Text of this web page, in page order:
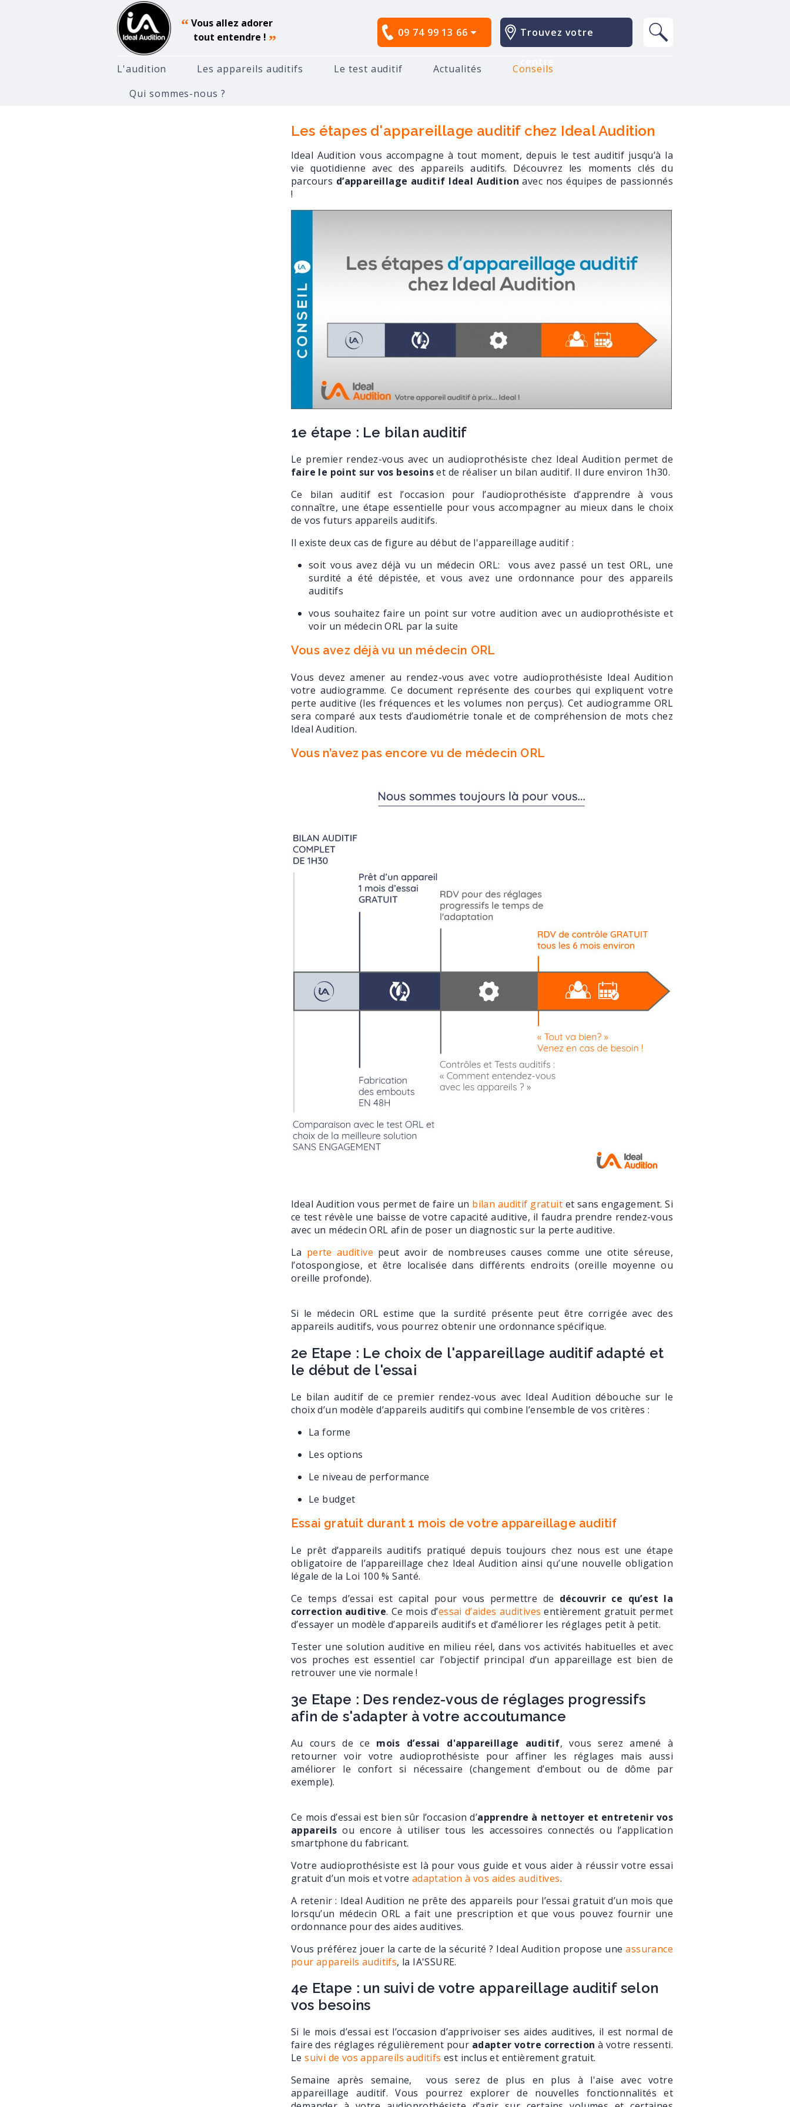
Trouvez votre
09 74 99 13 66
“Vous allez adorer
tout entendre ! ”
L'audition Les appareils auditifs Le test auditif Actualités
Conseils
Qui sommes-nous ?
Accueil Conseils pour votre audition
Les étapes d'appareillage auditif chez Ideal Audition
Ideal Audition vous accompagne à tout moment, depuis le test auditif jusqu’à la
vie quotidienne avec des appareils auditifs. Découvrez les moments clés du
parcours d’appareillage auditif Ideal Audition avec nos équipes de passionnés
!
1e étape : Le bilan auditif
Le premier rendez-vous avec un audioprothésiste chez Ideal Audition permet de
faire le point sur vos besoinset de réaliser un bilan auditif. Il dure environ 1h30.
Ce bilan auditif est l’occasion pour l’audioprothésiste d’apprendre à vous
connaître, une étape essentielle pour vous accompagner au mieux dans le choix
de vos futurs appareils auditifs.
Il existe deux cas de figure au début de l'appareillage auditif :
soit vous avez déjà vu un médecin ORL: vous avez passé un test ORL, une
surdité a été dépistée, et vous avez une ordonnance pour des appareils
auditifs
vous souhaitez faire un point sur votre audition avec un audioprothésiste et
voir un médecin ORL par la suite
Vous avez déjà vu un médecin ORL
Vous devez amener au rendez-vous avec votre audioprothésiste Ideal Audition
votre audiogramme. Ce document représente des courbes qui expliquent votre
perte auditive (les fréquences et les volumes non perçus). Cet audiogramme ORL
sera comparé aux tests d’audiométrie tonale et de compréhension de mots chez
Ideal Audition.
Vous n’avez pas encore vu de médecin ORL
Ideal Audition vous permet de faire un bilan auditif gratuitet sans engagement. Si
ce test révèle une baisse de votre capacité auditive, il faudra prendre rendez-vous
avec un médecin ORL afin de poser un diagnostic sur la perte auditive.
La perte auditive peut avoir de nombreuses causes comme une otite séreuse,
l’otospongiose, et être localisée dans différents endroits (oreille moyenne ou
oreille profonde).
Si le médecin ORL estime que la surdité présente peut être corrigée avec des
appareils auditifs, vous pourrez obtenir une ordonnance spécifique.
2e Etape : Le choix de l'appareillage auditif adapté et
le début de l'essai
Le bilan auditif de ce premier rendez-vous avec Ideal Audition débouche sur le
choix d’un modèle d’appareils auditifs qui combine l’ensemble de vos critères :
La forme
Les options
Le niveau de performance
Le budget
Essai gratuit durant 1 mois de votre appareillage auditif
Le prêt d’appareils auditifs pratiqué depuis toujours chez nous est une étape
obligatoire de l’appareillage chez Ideal Audition ainsi qu’une nouvelle obligation
légale de la Loi 100 % Santé.
Ce temps d’essai est capital pour vous permettre de découvrir ce qu’est la
correction auditive. Ce mois d’essai d’aides auditives entièrement gratuit permet
d’essayer un modèle d’appareils auditifs et d’améliorer les réglages petit à petit.
Tester une solution auditive en milieu réel, dans vos activités habituelles et avec
vos proches est essentiel car l’objectif principal d’un appareillage est bien de
retrouver une vie normale !
3e Etape : Des rendez-vous de réglages progressifs
afin de s'adapter à votre accoutumance
Au cours de ce mois d’essai d'appareillage auditif, vous serez amené à
retourner voir votre audioprothésiste pour affiner les réglages mais aussi
améliorer le confort si nécessaire (changement d’embout ou de dôme par
exemple).
Ce mois d’essai est bien sûr l’occasion d’apprendre à nettoyer et entretenir vos
appareils ou encore à utiliser tous les accessoires connectés ou l’application
smartphone du fabricant.
Votre audioprothésiste est là pour vous guide et vous aider à réussir votre essai
gratuit d’un mois et votre adaptation à vos aides auditives.
A retenir : Ideal Audition ne prête des appareils pour l’essai gratuit d’un mois que
lorsqu’un médecin ORL a fait une prescription et que vous pouvez fournir une
ordonnance pour des aides auditives.
Vous préférez jouer la carte de la sécurité ? Ideal Audition propose uneassurance
pour appareils auditifs, la IA'SSURE.
4e Etape : un suivi de votre appareillage auditif selon
vos besoins
Si le mois d’essai est l’occasion d’apprivoiser ses aides auditives, il est normal de
faire des réglages régulièrement pour adapter votre correction à votre ressenti.
Lesuivi de vos appareils auditifsest inclus et entièrement gratuit.
Semaine après semaine, vous serez de plus en plus à l'aise avec votre
appareillage auditif. Vous pourrez explorer de nouvelles fonctionnalités et